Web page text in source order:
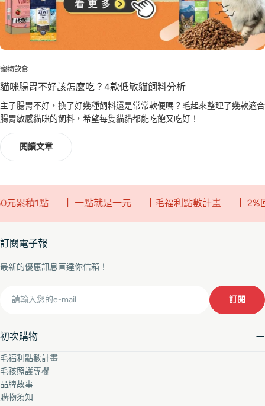
寵物飲食
貓咪腸胃不好該怎麼吃？4款低敏貓飼料分析
主子腸胃不好，換了好幾種飼料還是常常軟便嗎？毛起來整理了幾款適合
腸胃敏感貓咪的飼料，希望每隻貓貓都能吃飽又吃好！
閱讀文章
累積1點 ┃ 一點就是一元 ┃毛福利點數計畫 ┃ 2%
初次購物
毛福利點數計畫
毛孩照護專欄
品牌故事
購物須知
訂閱電子報
最新的優惠訊息直達你信箱！
訂閱